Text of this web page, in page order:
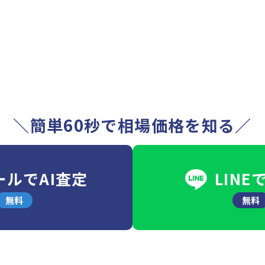
＼簡単60秒で相場価格を知る／
ルでAI査定
無料
LINE
無料